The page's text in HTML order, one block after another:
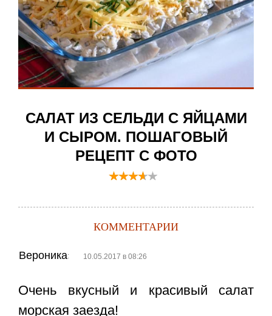
САЛАТ ИЗ СЕЛЬДИ С ЯЙЦАМИ
И СЫРОМ. ПОШАГОВЫЙ
РЕЦЕПТ С ФОТО
КОММЕНТАРИИ
Вероника: 10.05.2017 в 08:26
Очень вкусный и красивый салат
морская заезда!